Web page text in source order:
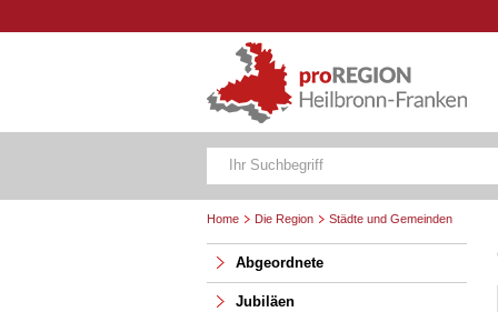
Home Die Region Städte und Gemeinden
Abgeordnete
Jubiläen